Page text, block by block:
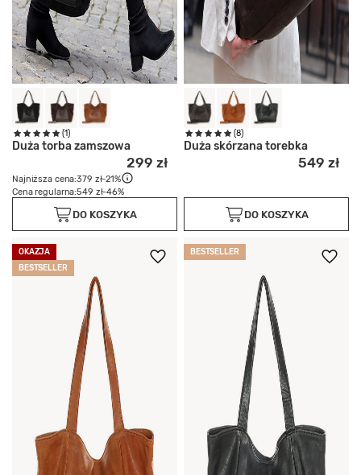
(1)
Duża torba zamszowa
299 zł
Najniższa cena:379 zł-21%
Cena regularna:549 zł-46%
DO KOSZYKA
(8)
Duża skórzana torebka
549 zł
DO KOSZYKA
OKAZJA
BESTSELLER
BESTSELLER